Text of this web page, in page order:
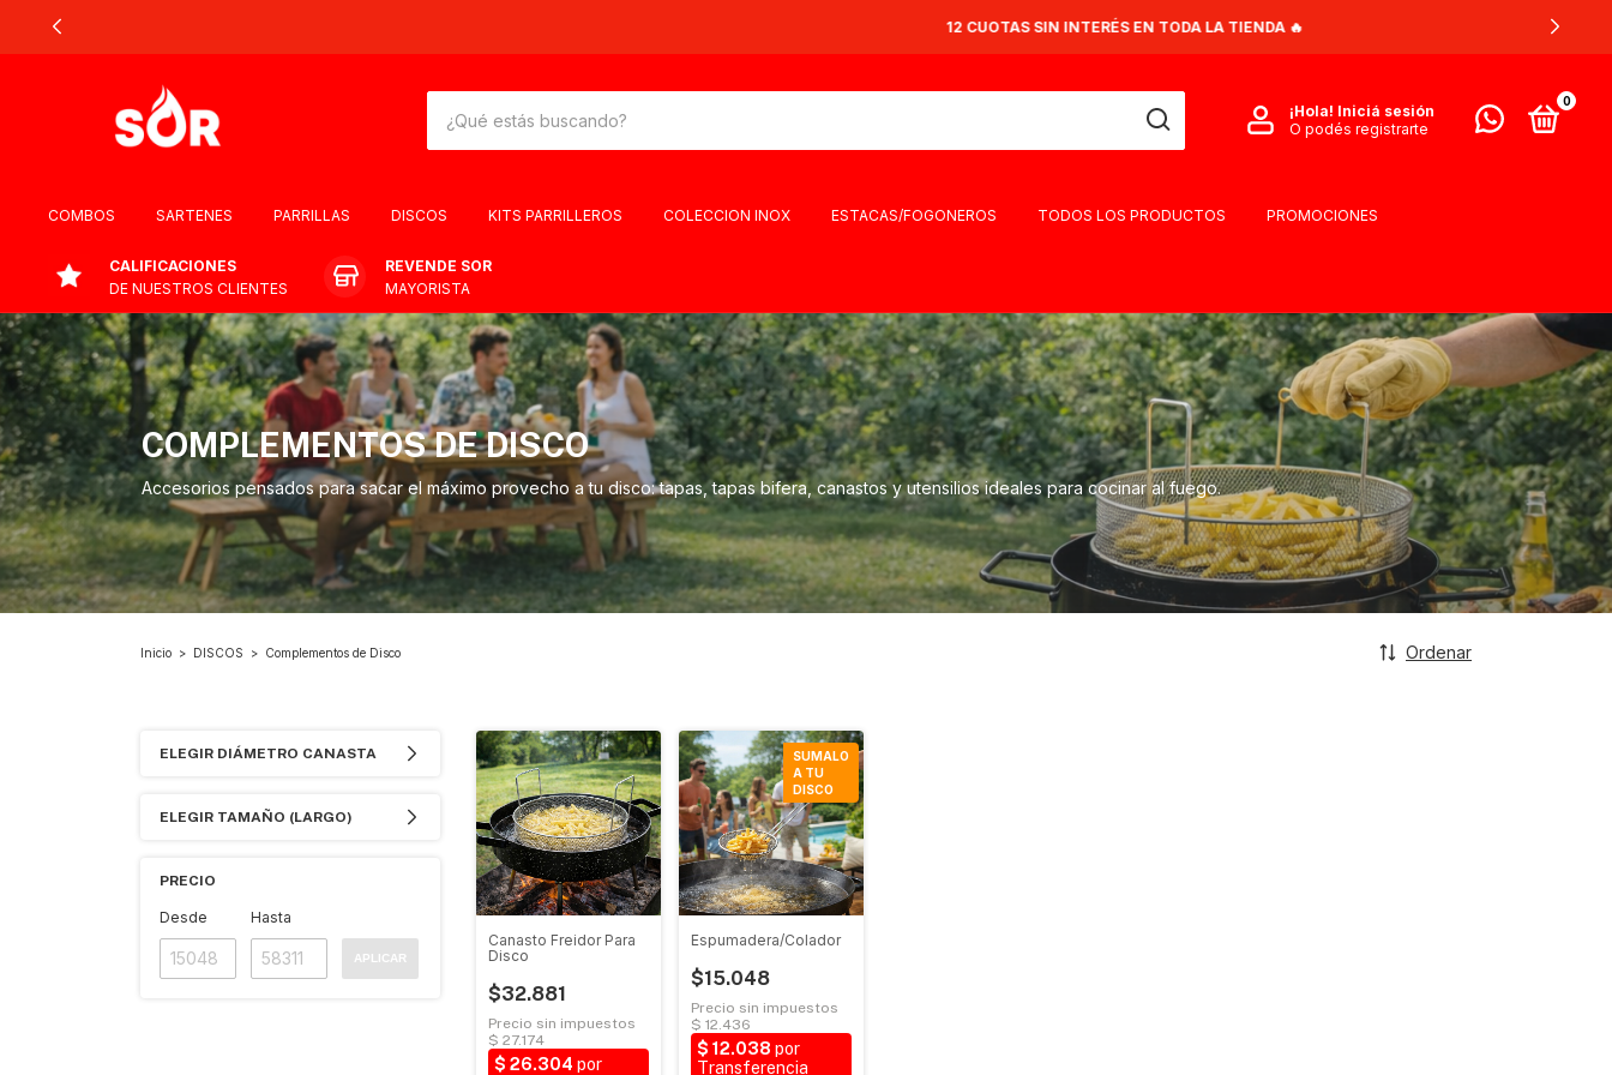
12 CUOTAS SIN INTERÉS EN TODA LA TIENDA 🔥
¡Hola! Iniciá sesión
O podés registrarte
0
COMBOS SARTENES PARRILLAS DISCOS KITS PARRILLEROS COLECCION INOX ESTACAS/FOGONEROS TODOS LOS PRODUCTOS PROMOCIONES
CALIFICACIONES
DE NUESTROS CLIENTES
REVENDE SOR
MAYORISTA
COMPLEMENTOS DE DISCO
Accesorios pensados para sacar el máximo provecho a tu disco: tapas, tapas bifera, canastos y utensilios ideales para cocinar al fuego.
Inicio > DISCOS > Complementos de Disco Ordenar
ELEGIR DIÁMETRO CANASTA
ELEGIR TAMAÑO (LARGO)
PRECIO
Desde Hasta
APLICAR
Canasto Freidor Para
Disco
$32.881
SUMALO
A TU
DISCO
Espumadera/Colador
$15.048